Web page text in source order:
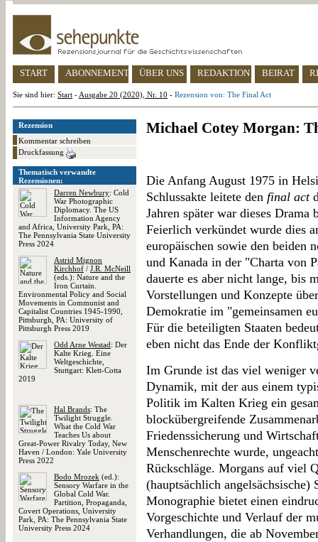
START ABONNEMENT ÜBER UNS REDAKTION BEIRAT
Sie sind hier: Start - Ausgabe 20 (2020), Nr. 10 - Rezension von: The Final Act
Rezension
Kommentar schreiben
Druckfassung
Thematisch verwandte
Rezensionen:
Darren Newbury: Cold
War Photographic
Diplomacy. The US
Information Agency
and Africa, University Park, PA:
The Pennsylvania State University
Press 2024
Astrid Mignon
Kirchhof / J.R. McNeill
(eds.): Nature and the
Iron Curtain.
Environmental Policy and Social
Movements in Communist and
Capitalist Countries 1945-1990,
Pittsburgh, PA: University of
Pittsburgh Press 2019
Odd Arne Westad: Der
Kalte Krieg. Eine
Weltgeschichte,
Stuttgart: Klett-Cotta
2019
Hal Brands: The
Twilight Struggle.
What the Cold War
Teaches Us about
Great-Power Rivalry Today, New
Haven / London: Yale University
Press 2022
Bodo Mrozek (ed.):
Sensory Warfare in the
Global Cold War.
Partition, Propaganda,
Covert Operations, University
Park, PA: The Pennsylvania State
University Press 2024
Michael Cotey Morgan:
Die Anfang August 1975 in
Schlussakte leitete den final act
Jahren später war dieses
Feierlich verkündet wurde dies
europäischen sowie den beiden
und Kanada in der "Charta von
dauerte es aber nicht lange, bis
Vorstellungen und Konzepte
Demokratie im "gemeinsamen
Für die beteiligten Staaten
eben nicht das Ende der
Im Grunde ist das viel weniger
Dynamik, mit der aus einem
Politik im Kalten Krieg ein
blockübergreifende
Friedenssicherung und
Menschenrechte wurde,
Rückschläge. Morgans auf viel
(hauptsächlich
Monographie bietet einen
Vorgeschichte und Verlauf der
Verhandlungen, die ab